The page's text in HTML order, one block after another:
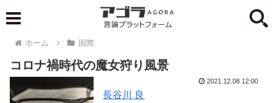
ホーム 国際
コロナ禍時代の魔女狩り風景
長谷川 良
2021.12.08 12:00